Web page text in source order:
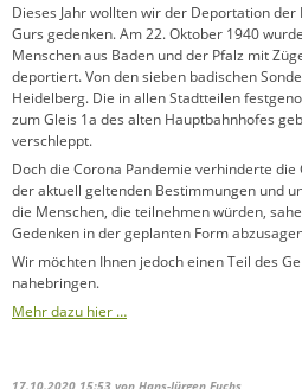
Dieses Jahr wollten wir der Deportation der
Gurs gedenken. Am 22. Oktober 1940
Menschen aus Baden und der Pfalz mit
deportiert. Von den sieben badischen
Heidelberg. Die in allen Stadtteilen
zum Gleis 1a des alten Hauptbahnhofes
verschleppt.
Doch die Corona Pandemie verhinderte
der aktuell geltenden Bestimmungen und
die Menschen, die teilnehmen würden,
Gedenken in der geplanten Form
Wir möchten Ihnen jedoch einen Teil des
nahebringen.
Mehr dazu hier …
17.10.2020 15:53 von Hans-Jürgen Fuchs